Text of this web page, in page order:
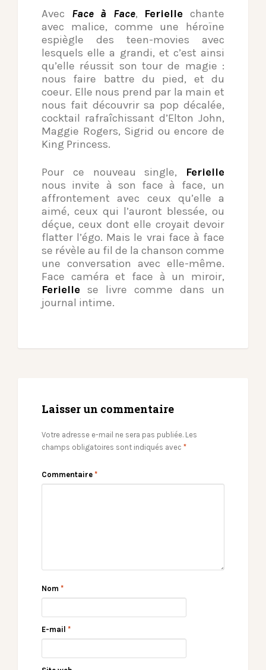
Avec Face à Face, Ferielle chante
avec malice, comme une héroïne
espiègle des teen-movies avec
lesquels elle a grandi, et c’est ainsi
qu’elle réussit son tour de magie :
nous faire battre du pied, et du
coeur. Elle nous prend par la main et
nous fait découvrir sa pop décalée,
cocktail rafraîchissant d’Elton John,
Maggie Rogers, Sigrid ou encore de
King Princess.
Pour ce nouveau single, Ferielle
nous invite à son face à face, un
affrontement avec ceux qu’elle a
aimé, ceux qui l’auront blessée, ou
déçue, ceux dont elle croyait devoir
flatter l’égo. Mais le vrai face à face
se révèle au fil de la chanson comme
une conversation avec elle-même.
Face caméra et face à un miroir,
Ferielle se livre comme dans un
journal intime.
Laisser un commentaire
Votre adresse e-mail ne sera pas publiée. Les
champs obligatoires sont indiqués avec *
Commentaire *
Nom *
E-mail *